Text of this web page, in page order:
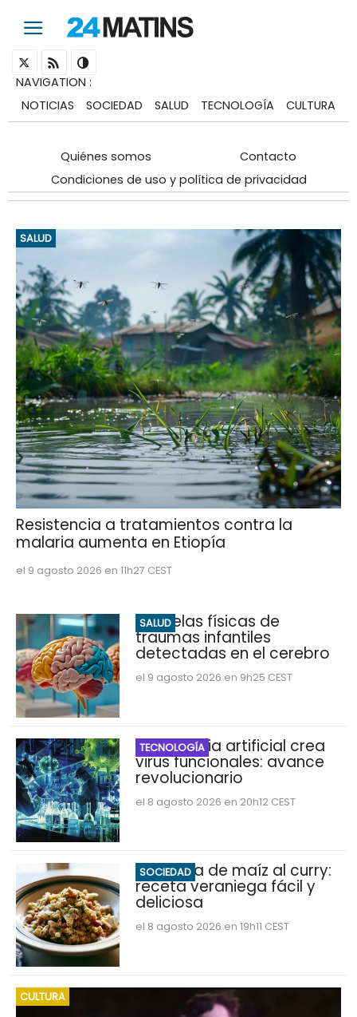
NAVIGATION :
NOTICIAS
SOCIEDAD SALUD TECNOLOGÍA CULTURA
Quiénes somos
Contacto
Condiciones de uso y política de privacidad
SALUD
Resistencia a tratamientos contra la
malaria aumenta en Etiopía
el 9 agosto 2026 en 11h27 CEST
SALUD
Secuelas físicas de
traumas infantiles
detectadas en el cerebro
el 9 agosto 2026 en 9h25 CEST
TECNOLOGÍA
Inteligencia artificial crea
virus funcionales: avance
revolucionario
el 8 agosto 2026 en 20h12 CEST
SOCIEDAD
Ensalada de maíz al curry:
receta veraniega fácil y
deliciosa
el 8 agosto 2026 en 19h11 CEST
CULTURA